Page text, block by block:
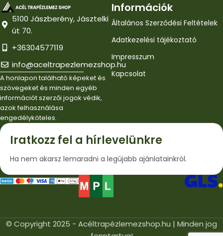
5100 Jászberény, Jásztelki
út 70.
+36304577119
info@aceltrapezlemezshop.hu
A honlapon található képeket és
szövegeket és minden egyéb
információt szerzői jogok védik,
azok felhasználása
engedélyköteles.
Információk
Általános Szerződési Feltételek
Adatkezelési tájékoztató
Impresszum
Kapcsolat
Iratkozz fel a hírlevelünkre
Ha nem akarsz lemaradni a legújabb ajánlatainkról.
© Copyright 2025 - Acéltrapézlemezshop.hu | Minden jog